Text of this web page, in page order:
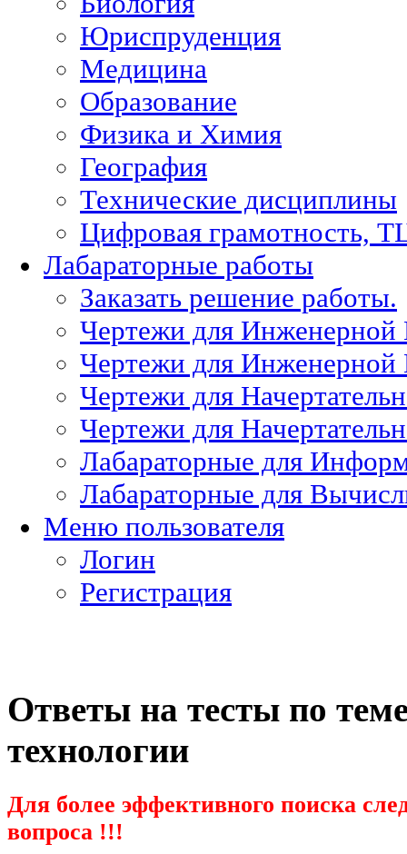
Юриспруденция
Медицина
Образование
Физика и Химия
География
Технические дисциплины
Цифровая грамотность,
Лабараторные работы
Заказать решение работы.
Чертежи для
Чертежи для
Чертежи для
Чертежи для
Лабараторные для
Лабараторные для
Меню пользователя
Логин
Регистрация
Ответы на тесты по
технологии
Для более эффективного поиска
вопроса !!!